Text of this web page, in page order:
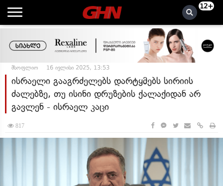
12+
მსოფლიო 16 ივლისი 2025, 13:53
ისრაელი გააგრძელებს დარტყმებს სირიის
ძალებზე, თუ ისინი დრუზების ქალაქიდან არ
გავლენ - ისრაელ კაცი
817